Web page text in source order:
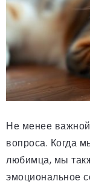
Не менее важной
вопроса. Когда
любимца, мы
эмоциональное